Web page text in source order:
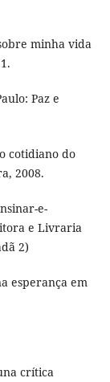
minha vida
Paz e
cotidiano do
2008.
e-
e Livraria
2)
esperança em
crítica